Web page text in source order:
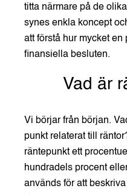
titta närmare på de
synes enkla koncept
att förstå hur mycket
finansiella besluten.
Vad är
Vi börjar från början.
punkt relaterat till
räntepunkt ett
hundradels procent
används för att